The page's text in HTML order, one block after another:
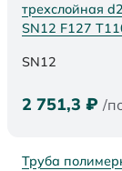
трехслойная
SN12 F127
SN12
2 751,3 ₽ /
Труба